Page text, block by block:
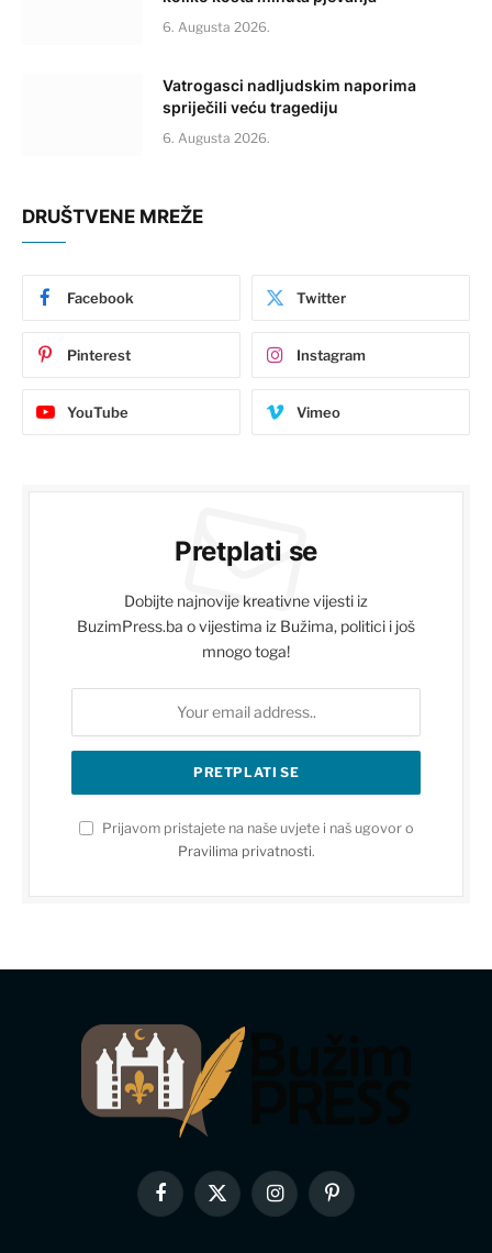
6. Augusta 2026.
Vatrogasci nadljudskim naporima
spriječili veću tragediju
6. Augusta 2026.
DRUŠTVENE MREŽE
Facebook Twitter
Pinterest Instagram
YouTube Vimeo
Pretplati se
Dobijte najnovije kreativne vijesti iz
BuzimPress.ba o vijestima iz Bužima, politici i još
mnogo toga!
Prijavom pristajete na naše uvjete i naš ugovor o
Pravilima privatnosti.
Facebook
X
(Twitter)
InstagramPinterest